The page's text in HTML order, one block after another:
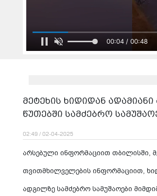
00:04 / 00:48
მეტეხის ხიდიდან
წუთებში სამძებრო
02:49 / 02-04-2025
არსებული ინფორმაციით თბილისში,
თვითმხილველების ინფორმაციით,
ადგილზე სამძებრო სამუშაოები